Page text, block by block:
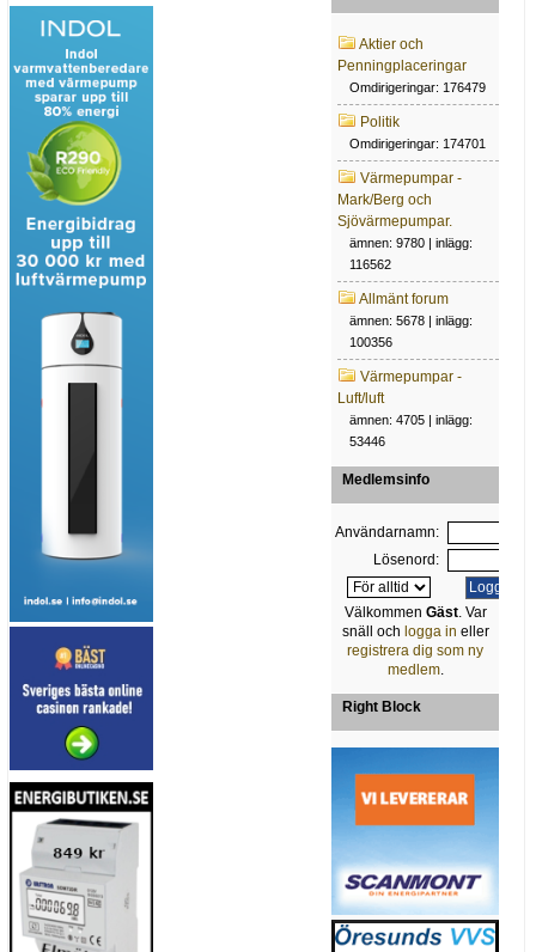
Aktier och
Penningplaceringar
Omdirigeringar: 176479
Politik
Omdirigeringar: 174701
Värmepumpar -
Mark/Berg och
Sjövärmepumpar.
ämnen: 9780 | inlägg:
116562
Allmänt forum
ämnen: 5678 | inlägg:
100356
Värmepumpar -
Luft/luft
ämnen: 4705 | inlägg:
53446
Medlemsinfo
Användarnamn:
Lösenord:
Välkommen Gäst. Var
snäll och logga in eller
registrera dig som ny
medlem.
Right Block